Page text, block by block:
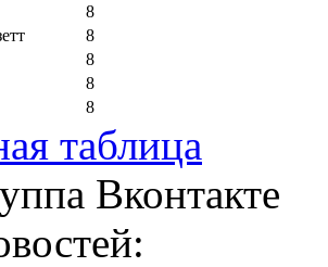
8
8
8
8
8
таблица
Вконтакте